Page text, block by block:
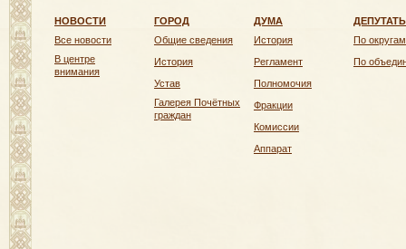
НОВОСТИ
Все новости
В центре
внимания
ГОРОД
Общие сведения
История
Устав
Галерея Почётных
граждан
ДУМА
История
Регламент
Полномочия
Фракции
Комиссии
Аппарат
По округам
По